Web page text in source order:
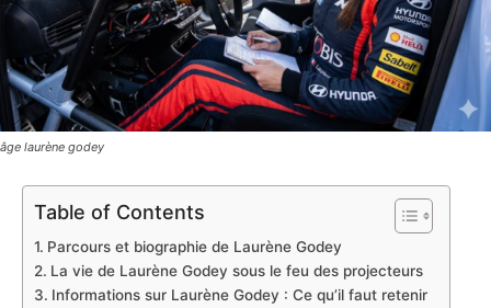
âge laurène godey
Table of Contents
Parcours et biographie de Laurène Godey
La vie de Laurène Godey sous le feu des projecteurs
Informations sur Laurène Godey : Ce qu’il faut retenir